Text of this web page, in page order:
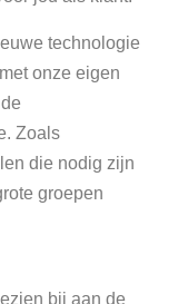
technologie
onze eigen
Zoals
die nodig zijn
groepen
bij aan de